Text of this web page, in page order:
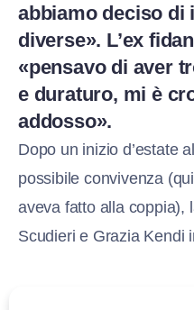
abbiamo deciso di
diverse». L’ex
«pensavo di aver
e duraturo, mi è
addosso».
Dopo un inizio d’estate
possibile convivenza
aveva fatto alla coppia),
Scudieri e Grazia Kendi